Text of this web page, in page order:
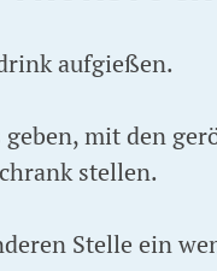
aufgießen.
mit den
stellen.
Stelle ein